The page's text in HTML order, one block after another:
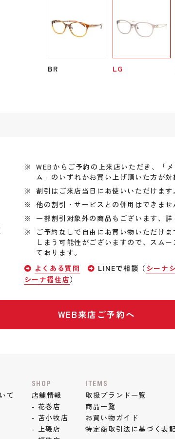
BR LG
WEBからご予約の上来店いただき、「
ム」のいずれかお買い上げ頂いた方が対
割引はご来店当日にお使いいただけます
他の割引・サービスとの併用はできませ
一部割引対象外の商品もございます、詳
ご予約なしで自由にお買い物いただけ
しまう可能性がございますので、スム
ております。
よくある質問
LINEで相談（ シーナ
シーナ福住店）
WEB来店ご予約へ
て
SHOP
店舗情報
- 花巻店
- 苫小牧店
- 上磯店
ITEMS
取扱ブランド一覧
商品一覧
お買い物ガイド
特定商取引法に基づく表記